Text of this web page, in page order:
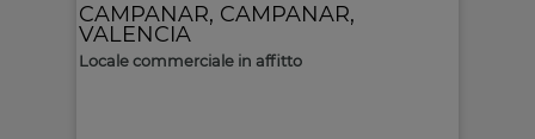
CAMPANAR, CAMPANAR,
VALENCIA
Locale commerciale in affitto